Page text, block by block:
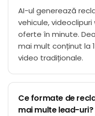
AI-ul generează
vehicule,
oferte în minute.
mai mult conținut la
video tradiționale.
Ce formate de
mai multe lead-uri?